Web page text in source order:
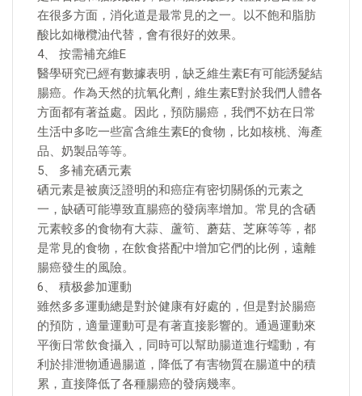
在很多方面，消化道是最常見的之一。以不飽和脂肪
酸比如橄欖油代替，會有很好的效果。
4、 按需補充維E
醫學研究已經有數據表明，缺乏維生素E有可能誘髮結
腸癌。作為天然的抗氧化劑，維生素E對於我們人體各
方面都有著益處。因此，預防腸癌，我們不妨在日常
生活中多吃一些富含維生素E的食物，比如核桃、海產
品、奶製品等等。
5、 多補充硒元素
硒元素是被廣泛證明的和癌症有密切關係的元素之
一，缺硒可能導致直腸癌的發病率增加。常見的含硒
元素較多的食物有大蒜、蘆筍、蘑菇、芝麻等等，都
是常見的食物，在飲食搭配中增加它們的比例，遠離
腸癌發生的風險。
6、 積极參加運動
雖然多多運動總是對於健康有好處的，但是對於腸癌
的預防，適量運動可是有著直接影響的。通過運動來
平衡日常飲食攝入，同時可以幫助腸道進行蠕動，有
利於排泄物通過腸道，降低了有害物質在腸道中的積
累，直接降低了各種腸癌的發病幾率。